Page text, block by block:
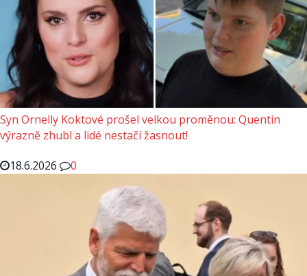
Syn Ornelly Koktové prošel velkou proměnou: Quentin
výrazně zhubl a lidé nestačí žasnout!
18.6.2026
0